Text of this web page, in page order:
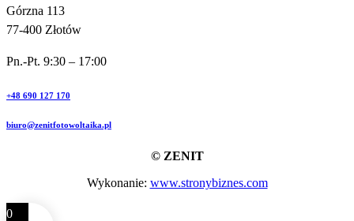
Górzna 113
77-400 Złotów
Pn.-Pt. 9:30 – 17:00
+48 690 127 170
biuro@zenitfotowoltaika.pl
© ZENIT
Wykonanie: www.stronybiznes.com
0